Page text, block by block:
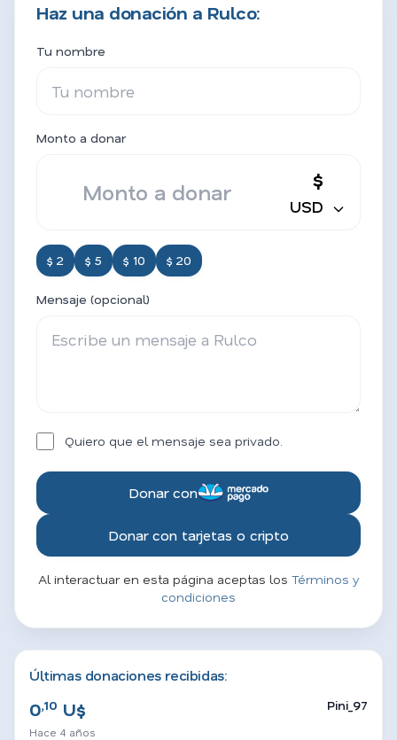
Haz una donación a Rulco:
Tu nombre
Monto a donar
$
USD
$ 2 $ 5 $ 10 $ 20
Mensaje (opcional)
Quiero que el mensaje sea privado.
Donar con
Donar con tarjetas o cripto
Al interactuar en esta página aceptas los Términos y
condiciones
Últimas donaciones recibidas:
0,10 U$
Hace 4 años
Pini_97